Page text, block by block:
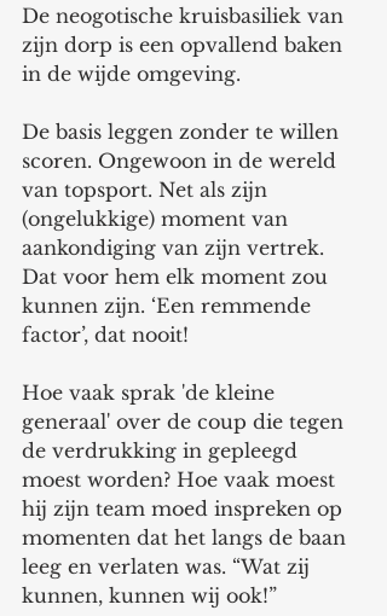
De neogotische kruisbasiliek van
zijn dorp is een opvallend baken
in de wijde omgeving.
De basis leggen zonder te willen
scoren. Ongewoon in de wereld
van topsport. Net als zijn
(ongelukkige) moment van
aankondiging van zijn vertrek.
Dat voor hem elk moment zou
kunnen zijn. ‘Een remmende
factor’, dat nooit!
Hoe vaak sprak 'de kleine
generaal' over de coup die tegen
de verdrukking in gepleegd
moest worden? Hoe vaak moest
hij zijn team moed inspreken op
momenten dat het langs de baan
leeg en verlaten was. “Wat zij
kunnen, kunnen wij ook!”